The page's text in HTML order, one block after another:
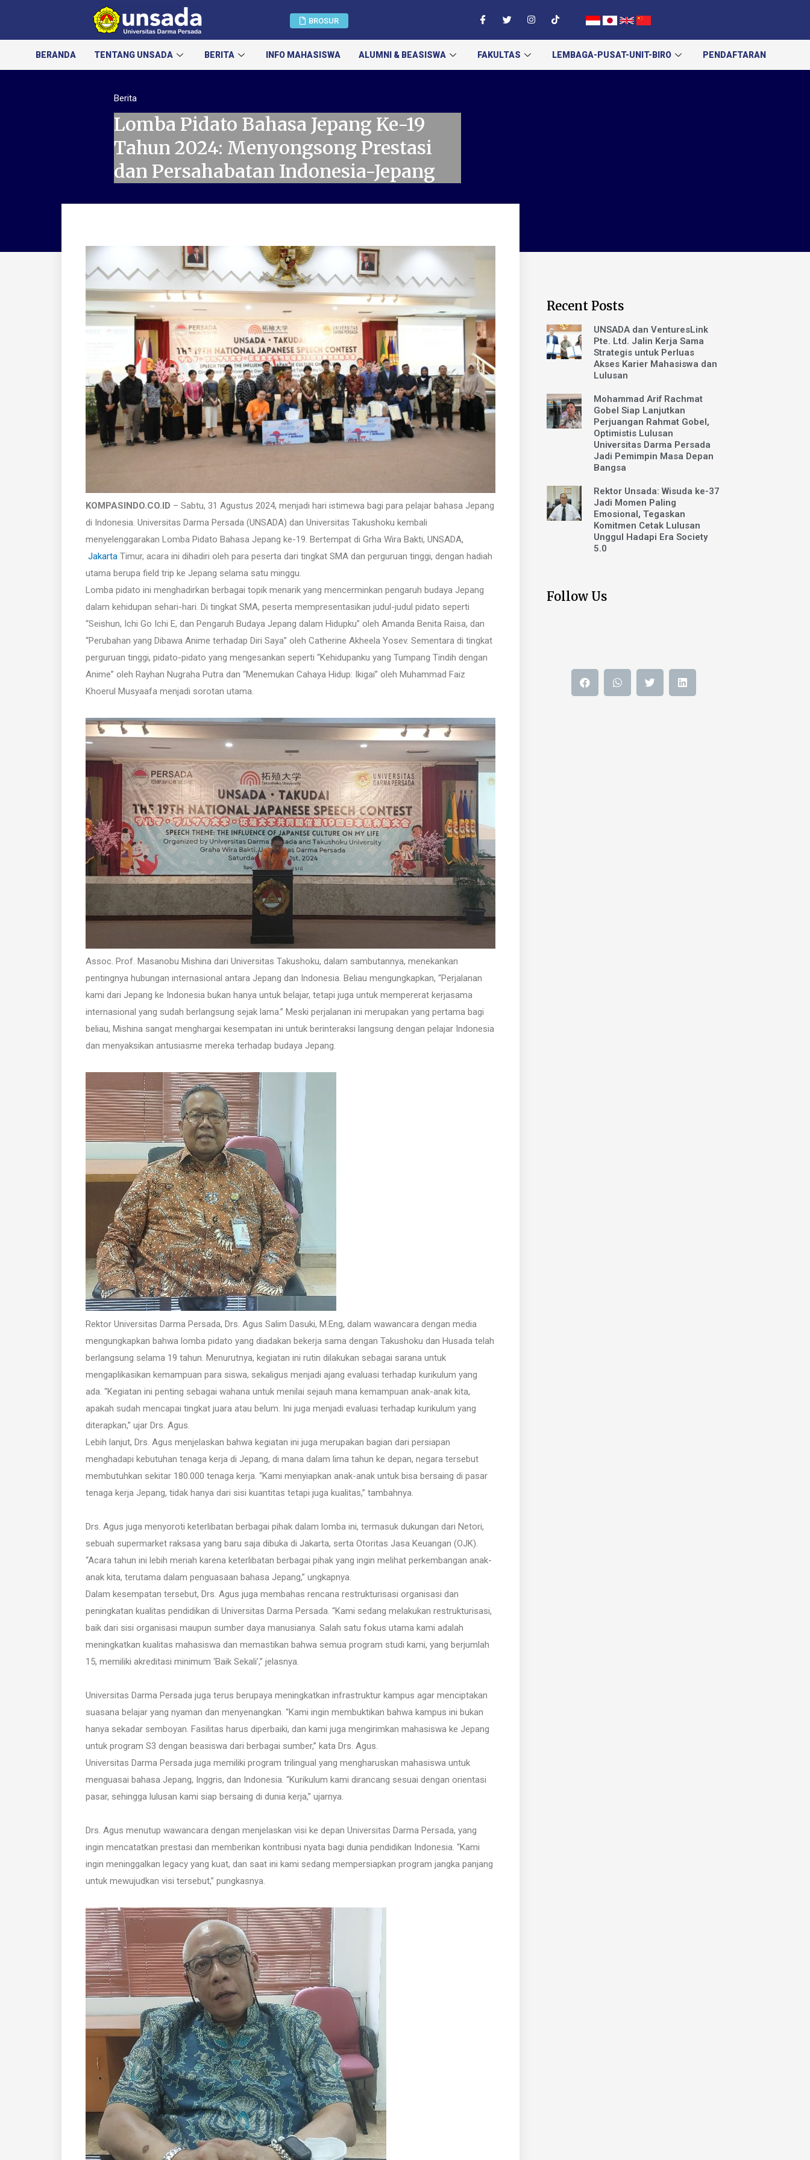
BROSUR
BERANDA TENTANG UNSADA BERITA INFO MAHASISWA ALUMNI & BEASISWA FAKULTAS LEMBAGA-PUSAT-UNIT-BIRO PENDAFTARAN
Berita
Lomba Pidato Bahasa Jepang Ke-19
Tahun 2024: Menyongsong Prestasi
dan Persahabatan Indonesia-Jepang
KOMPASINDO.CO.ID – Sabtu, 31 Agustus 2024, menjadi hari istimewa bagi para pelajar bahasa Jepang
di Indonesia. Universitas Darma Persada (UNSADA) dan Universitas Takushoku kembali
menyelenggarakan Lomba Pidato Bahasa Jepang ke-19. Bertempat di Grha Wira Bakti, UNSADA,
Jakarta Timur, acara ini dihadiri oleh para peserta dari tingkat SMA dan perguruan tinggi, dengan hadiah
utama berupa field trip ke Jepang selama satu minggu.
Lomba pidato ini menghadirkan berbagai topik menarik yang mencerminkan pengaruh budaya Jepang
dalam kehidupan sehari-hari. Di tingkat SMA, peserta mempresentasikan judul-judul pidato seperti
“Seishun, Ichi Go Ichi E, dan Pengaruh Budaya Jepang dalam Hidupku” oleh Amanda Benita Raisa, dan
“Perubahan yang Dibawa Anime terhadap Diri Saya” oleh Catherine Akheela Yosev. Sementara di tingkat
perguruan tinggi, pidato-pidato yang mengesankan seperti “Kehidupanku yang Tumpang Tindih dengan
Anime” oleh Rayhan Nugraha Putra dan “Menemukan Cahaya Hidup: Ikigai” oleh Muhammad Faiz
Khoerul Musyaafa menjadi sorotan utama.
Assoc. Prof. Masanobu Mishina dari Universitas Takushoku, dalam sambutannya, menekankan
pentingnya hubungan internasional antara Jepang dan Indonesia. Beliau mengungkapkan, “Perjalanan
kami dari Jepang ke Indonesia bukan hanya untuk belajar, tetapi juga untuk mempererat kerjasama
internasional yang sudah berlangsung sejak lama.” Meski perjalanan ini merupakan yang pertama bagi
beliau, Mishina sangat menghargai kesempatan ini untuk berinteraksi langsung dengan pelajar Indonesia
dan menyaksikan antusiasme mereka terhadap budaya Jepang.
Rektor Universitas Darma Persada, Drs. Agus Salim Dasuki, M.Eng, dalam wawancara dengan media
mengungkapkan bahwa lomba pidato yang diadakan bekerja sama dengan Takushoku dan Husada telah
berlangsung selama 19 tahun. Menurutnya, kegiatan ini rutin dilakukan sebagai sarana untuk
mengaplikasikan kemampuan para siswa, sekaligus menjadi ajang evaluasi terhadap kurikulum yang
ada. “Kegiatan ini penting sebagai wahana untuk menilai sejauh mana kemampuan anak-anak kita,
apakah sudah mencapai tingkat juara atau belum. Ini juga menjadi evaluasi terhadap kurikulum yang
diterapkan,” ujar Drs. Agus.
Lebih lanjut, Drs. Agus menjelaskan bahwa kegiatan ini juga merupakan bagian dari persiapan
menghadapi kebutuhan tenaga kerja di Jepang, di mana dalam lima tahun ke depan, negara tersebut
membutuhkan sekitar 180.000 tenaga kerja. “Kami menyiapkan anak-anak untuk bisa bersaing di pasar
tenaga kerja Jepang, tidak hanya dari sisi kuantitas tetapi juga kualitas,” tambahnya.
Drs. Agus juga menyoroti keterlibatan berbagai pihak dalam lomba ini, termasuk dukungan dari Netori,
sebuah supermarket raksasa yang baru saja dibuka di Jakarta, serta Otoritas Jasa Keuangan (OJK).
“Acara tahun ini lebih meriah karena keterlibatan berbagai pihak yang ingin melihat perkembangan anak-
anak kita, terutama dalam penguasaan bahasa Jepang,” ungkapnya.
Dalam kesempatan tersebut, Drs. Agus juga membahas rencana restrukturisasi organisasi dan
peningkatan kualitas pendidikan di Universitas Darma Persada. “Kami sedang melakukan restrukturisasi,
baik dari sisi organisasi maupun sumber daya manusianya. Salah satu fokus utama kami adalah
meningkatkan kualitas mahasiswa dan memastikan bahwa semua program studi kami, yang berjumlah
15, memiliki akreditasi minimum ‘Baik Sekali’,” jelasnya.
Universitas Darma Persada juga terus berupaya meningkatkan infrastruktur kampus agar menciptakan
suasana belajar yang nyaman dan menyenangkan. “Kami ingin membuktikan bahwa kampus ini bukan
hanya sekadar semboyan. Fasilitas harus diperbaiki, dan kami juga mengirimkan mahasiswa ke Jepang
untuk program S3 dengan beasiswa dari berbagai sumber,” kata Drs. Agus.
Universitas Darma Persada juga memiliki program trilingual yang mengharuskan mahasiswa untuk
menguasai bahasa Jepang, Inggris, dan Indonesia. “Kurikulum kami dirancang sesuai dengan orientasi
pasar, sehingga lulusan kami siap bersaing di dunia kerja,” ujarnya.
Drs. Agus menutup wawancara dengan menjelaskan visi ke depan Universitas Darma Persada, yang
ingin mencatatkan prestasi dan memberikan kontribusi nyata bagi dunia pendidikan Indonesia. “Kami
ingin meninggalkan legacy yang kuat, dan saat ini kami sedang mempersiapkan program jangka panjang
untuk mewujudkan visi tersebut,” pungkasnya.
Recent Posts
UNSADA dan VenturesLink
Pte. Ltd. Jalin Kerja Sama
Strategis untuk Perluas
Akses Karier Mahasiswa dan
Lulusan
Mohammad Arif Rachmat
Gobel Siap Lanjutkan
Perjuangan Rahmat Gobel,
Optimistis Lulusan
Universitas Darma Persada
Jadi Pemimpin Masa Depan
Bangsa
Rektor Unsada: Wisuda ke-37
Jadi Momen Paling
Emosional, Tegaskan
Komitmen Cetak Lulusan
Unggul Hadapi Era Society
5.0
Follow Us